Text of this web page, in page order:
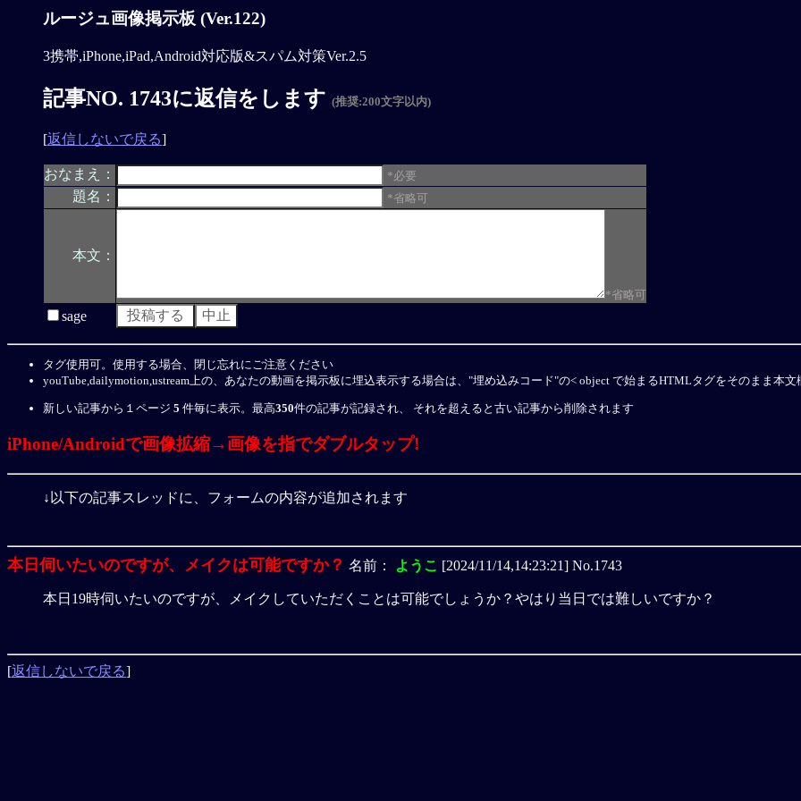
ルージュ画像掲示板 (Ver.122)
3携帯,iPhone,iPad,Android対応版&スパム対策Ver.2.5
記事NO. 1743に返信をします (推奨:200文字以内)
[返信しないで戻る]
おなまえ： *必要
題名： *省略可
本文：
*省略可
sage
タグ使用可。使用する場合、閉じ忘れにご注意ください
youTube,dailymotion,ustream上の、あなたの動画を掲示板に埋込表示する場合は、"埋め込みコード"の< object で始まるHTMLタグをそのまま本
新しい記事から１ページ 5 件毎に表示。最高350件の記事が記録され、 それを超えると古い記事から削除されます
iPhone/Androidで画像拡縮→画像を指でダブルタップ!
↓以下の記事スレッドに、フォームの内容が追加されます
本日伺いたいのですが、メイクは可能ですか？ 名前： ようこ [2024/11/14,14:23:21] No.1743
本日19時伺いたいのですが、メイクしていただくことは可能でしょうか？やはり当日では難しいですか？
[返信しないで戻る]